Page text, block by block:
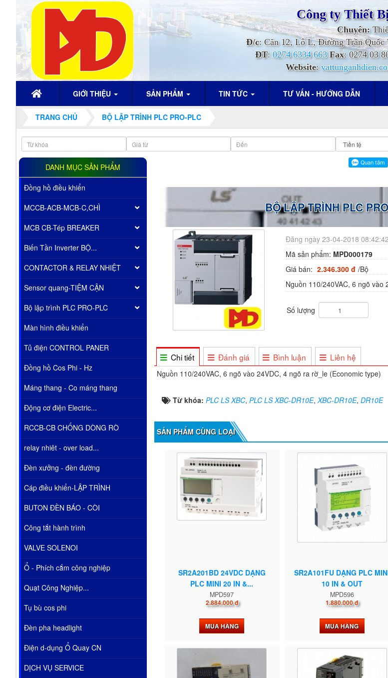
Công ty Thiết
Chuyên:
Đ/c: Căn 12, Lô L, Đường Trần Quốc
ĐT:0274 6334 663 Fax: 0274 03
Website:
GIỚI THIỆU SẢN PHẨM TIN TỨC TƯ VẤN - HƯỚNG DẪN
TRANG CHỦ BỘ LẬP TRÌNH PLC PRO-PLC
BỘ LẬP TRÌNH PLC
Đăng ngày 23-04-2018
Mã sản phẩm: MPD000179
Giá bán: 2.346.300 đ /Bộ
Nguồn 110/240VAC, 6 ngõ vào
Số lượng
Chi tiết Đánh giá Bình luận Liên hệ
Nguồn 110/240VAC, 6 ngõ vào 24VDC, 4 ngõ ra rờ_le (Economic type)
Từ khóa:PLC LS XBC,PLC LS XBC-DR10E,XBC-DR10E,DR10E
SẢN PHẨM CÙNG LOẠI
SR2A201BD 24VDC DẠNG
PLC MINI 20 IN &...
MPD597
2.884.000 đ
MUA HÀNG
SR2A101FU DẠNG PLC
10 IN & OUT
MPD596
1.880.000 đ
MUA HÀNG
DANH MỤC SẢN PHẨM
Đồng hồ điều khiển
MCCB-ACB-MCB-C,CHÌ
MCB CB-Tép BREAKER
Biến Tần Inverter BỘ...
CONTACTOR & RELAY NHIỆT
Sensor quang-TIỆM CẬN
Bộ lập trình PLC PRO-PLC
Màn hình điều khiển
Tủ điện CONTROL PANER
Đồng hồ Cos Phi - Hz
Máng thang - Co máng thang
Động cơ điện Electric...
RCCB-CB CHỐNG DÒNG RÒ
relay nhiêt - over load...
Đèn xưởng - đèn đường
Cáp điều khiển-LẬP TRÌNH
BUTON ĐÈN BÁO - CÒI
Công tắt hành trình
VALVE SOLENOI
Ổ - Phích cắm công nghiệp
Quạt Công Nghiệp...
Tụ bù cos phi
Đèn pha headlight
Điện d-dụng Ổ Quay CN
DỊCH VỤ SERVICE